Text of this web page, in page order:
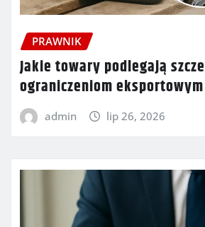
PRAWNIK
Jakie towary podlegają
ograniczeniom eksportowym
admin lip 26, 2026